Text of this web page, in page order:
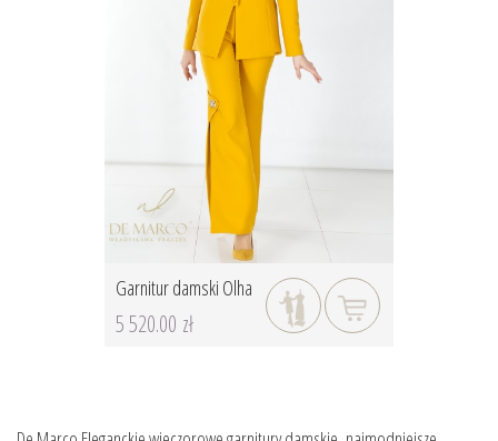
Garnitur damski Olha
5 520.00 zł